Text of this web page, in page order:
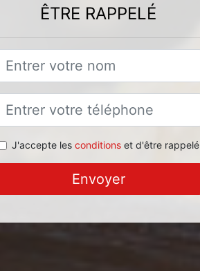
ÊTRE RAPPELÉ
J'accepte les conditionset d'être rappelé
Envoyer